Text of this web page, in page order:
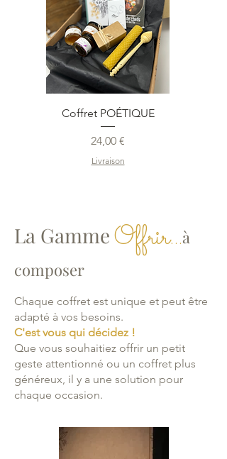
Coffret POÉTIQUE
Prix
24,00 €
Livraison
La GammeOffrir...à
composer
Chaque coffret est unique et peut être
adapté à vos besoins.
C'est vous qui décidez !
Que vous souhaitiez offrir un petit
geste attentionné ou un coffret plus
généreux, il y a une solution pour
chaque occasion.